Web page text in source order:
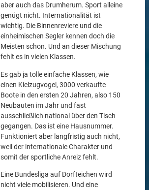
aber auch das Drumherum. Sport alleine
genügt nicht. Internationalität ist
wichtig. Die Binnenreviere und die
einheimischen Segler kennen doch die
Meisten schon. Und an dieser Mischung
fehlt es in vielen Klassen.
Es gab ja tolle einfache Klassen, wie
einen Kielzugvogel, 3000 verkaufte
Boote in den ersten 20 Jahren, also 150
Neubauten im Jahr und fast
ausschließlich national über den Tisch
gegangen. Das ist eine Hausnummer.
Funktioniert aber langfristig auch nicht,
weil der internationale Charakter und
somit der sportliche Anreiz fehlt.
Eine Bundesliga auf Dorfteichen wird
nicht viele mobilisieren. Und eine